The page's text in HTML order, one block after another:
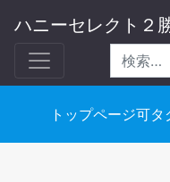
ハニーセレクト２
トップページ可